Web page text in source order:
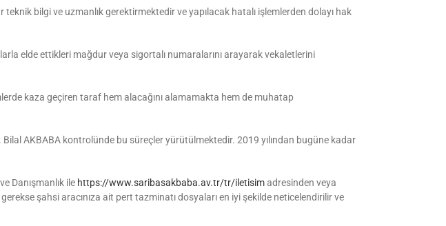
bilgi ve uzmanlık gerektirmektedir ve yapılacak hatalı işlemlerden dolayı hak
elde ettikleri mağdur veya sigortalı numaralarını arayarak vekaletlerini
kaza geçiren taraf hem alacağını alamamakta hem de muhatap
AKBABA kontrolünde bu süreçler yürütülmektedir. 2019 yılından bugüne kadar
Danışmanlık ile https://www.saribasakbaba.av.tr/tr/iletisimadresinden veya
şahsi aracınıza ait pert tazminatı dosyaları en iyi şekilde neticelendirilir ve